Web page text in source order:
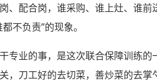
、配合岗，谁采购、谁上灶、谁
不负责”的现象。
专业的事，是这次联合保障训练
，刀工好的去切菜，善炒菜的去